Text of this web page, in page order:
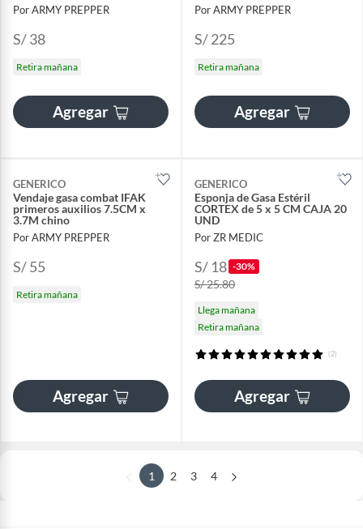
Por ARMY PREPPER
S/ 38
Retira mañana
Agregar
Por ARMY PREPPER
S/ 225
Retira mañana
Agregar
GENERICO
Vendaje gasa combat IFAK
primeros auxilios 7.5CM x
3.7M chino
Por ARMY PREPPER
S/ 55
Retira mañana
Agregar
GENERICO
Esponja de Gasa Estéril
CORTEX de 5 x 5 CM CAJA 20
UND
Por ZR MEDIC
S/ 18 -30%
S/ 25.80
Llega mañana
Retira mañana
(2)
Agregar
1 2 3 4